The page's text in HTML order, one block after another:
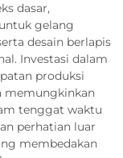
dasar,
gelang
desain berlapis
Investasi dalam
produksi
memungkinkan
tenggat waktu
perhatian luar
membedakan